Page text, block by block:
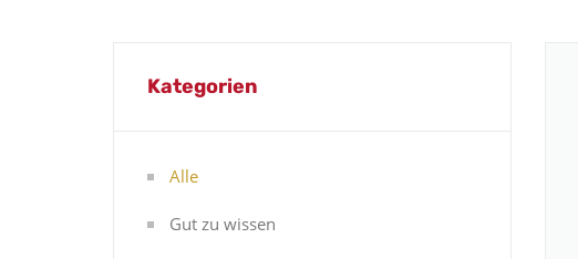
Kategorien
Alle
Gut zu wissen